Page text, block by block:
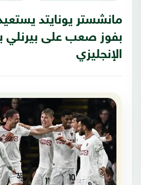
مانشستر يونايتد
بفوز صعب على بيرنلي
الإنجليزي